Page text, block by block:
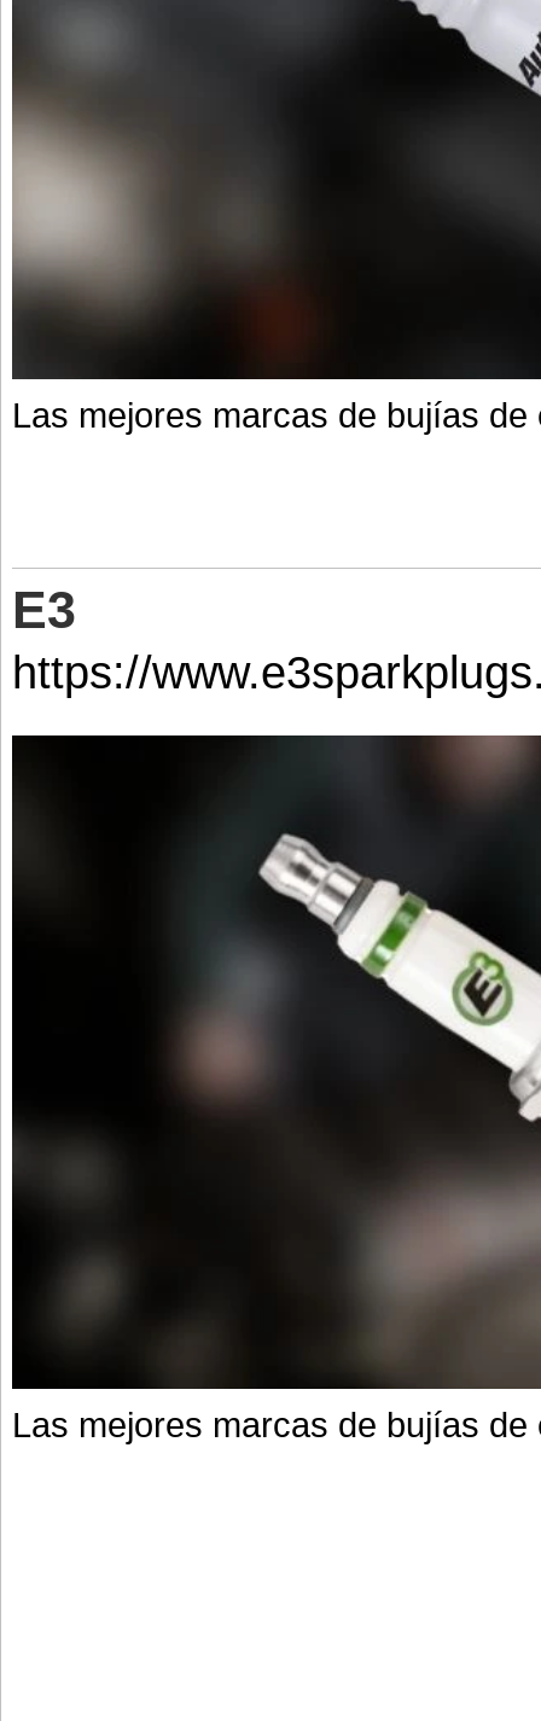
Las mejores marcas de bujías de
E3
https://
Las mejores marcas de bujías de